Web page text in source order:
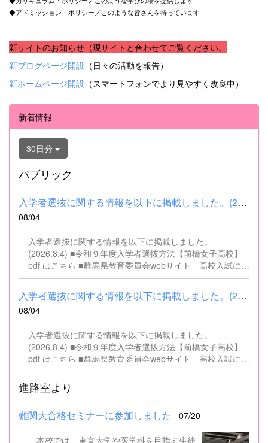
◆アドミッション・ポリシー／このような皆さんを待っています
新サイトのお知らせ（現サイトと合わせてご覧ください。
新ブログページ開設 （日々の活動を報告）
新ホームページ開設 （スマートフォンでより見やすく改良中）
新着情報
30日分
パブリック
入学者選抜に関する情報を以下に掲載しました。(2026.8.4) ■令和...
08/04
入学者選抜に関する情報を以下に掲載しました。
(2026.8.4) ■令和９年度入学者選抜方法【前橋女子高校】
pdf はこちら ■群馬県教育委員会webサイト 高校入試に関
するページはこちら
入学者選抜に関する情報を以下に掲載しました。(2026.8.4) ■令和...
08/04
入学者選抜に関する情報を以下に掲載しました。
(2026.8.4) ■令和９年度入学者選抜方法【前橋女子高校】
pdf はこちら ■群馬県教育委員会webサイト 高校入試に関
進路室より
難関大合格セミナーに参加しました 07/20
本校では、東京大学や医学科を目指す生徒